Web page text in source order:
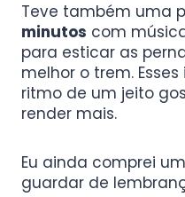
Teve também uma
minutos com
para esticar as
melhor o trem.
ritmo de um jeito
render mais.
Eu ainda comprei
guardar de